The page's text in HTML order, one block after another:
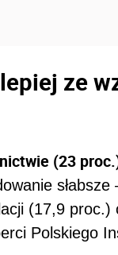
ze
(23
słabsze
(17,9 proc.)
Polskiego